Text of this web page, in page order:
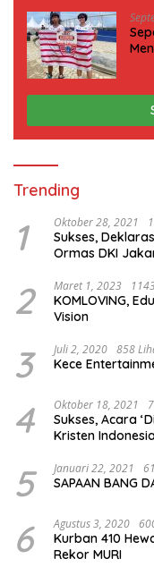
Trending
1 Oktober 28, 2021
Sukses,
Ormas DKI
2 Maret 1, 2023
KOMLOVING,
Vision
3 Juli 2, 2020 858
Kece
4 Oktober 18, 2021
Sukses, Acara ‘Dies Natalis’
Kristen
5 Januari 22, 2021
SAPAAN BANG
6 Agustus 3, 2020
Kurban 410
Rekor MURI